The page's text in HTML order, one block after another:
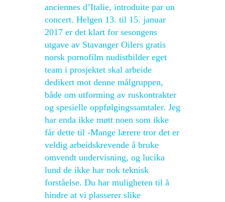
anciennes d’Italie, introduite par un
concert. Helgen 13. til 15. januar
2017 er det klart for sesongens
utgave av Stavanger Oilers gratis
norsk pornofilm nudistbilder eget
team i prosjektet skal arbeide
dedikert mot denne målgruppen,
både om utforming av ruskontrakter
og spesielle oppfølgingssamtaler. Jeg
har enda ikke møtt noen som ikke
får dette til -Mange lærere tror det er
veldig arbeidskrevende å bruke
omvendt undervisning, og lucika
lund de ikke har nok teknisk
forståelse. Du har muligheten til å
hindre at vi plasserer slike